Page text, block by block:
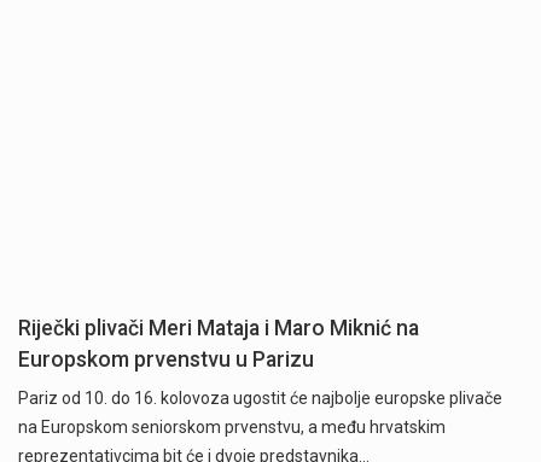
Riječki plivači Meri Mataja i Maro Miknić na
Europskom prvenstvu u Parizu
Pariz od 10. do 16. kolovoza ugostit će najbolje europske plivače
na Europskom seniorskom prvenstvu, a među hrvatskim
reprezentativcima bit će i dvoje predstavnika…